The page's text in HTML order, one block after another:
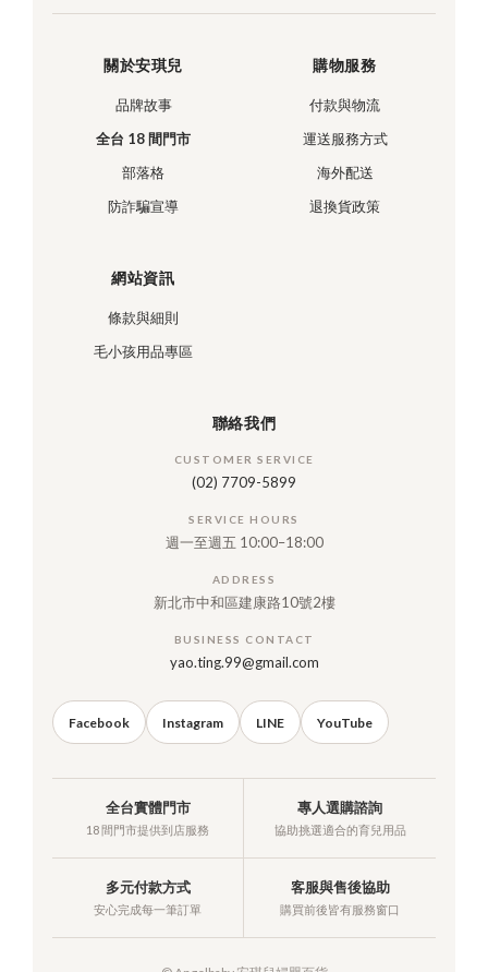
關於安琪兒
品牌故事
全台 18 間門市
部落格
防詐騙宣導
購物服務
付款與物流
運送服務方式
海外配送
退換貨政策
網站資訊
條款與細則
毛小孩用品專區
聯絡我們
CUSTOMER SERVICE
(02) 7709-5899
SERVICE HOURS
週一至週五 10:00–18:00
ADDRESS
新北市中和區建康路10號2樓
BUSINESS CONTACT
yao.ting.99@gmail.com
Facebook Instagram LINE YouTube
全台實體門市
18 間門市提供到店服務
專人選購諮詢
協助挑選適合的育兒用品
多元付款方式
安心完成每一筆訂單
客服與售後協助
購買前後皆有服務窗口